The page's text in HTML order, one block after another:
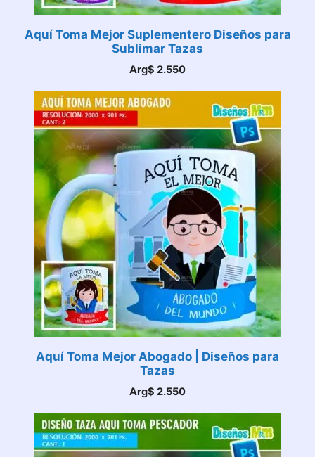
Aquí Toma Mejor Suplementero Diseños para
Sublimar Tazas
Arg$ 2.550
Aquí Toma Mejor Abogado | Diseños para
Tazas
Arg$ 2.550